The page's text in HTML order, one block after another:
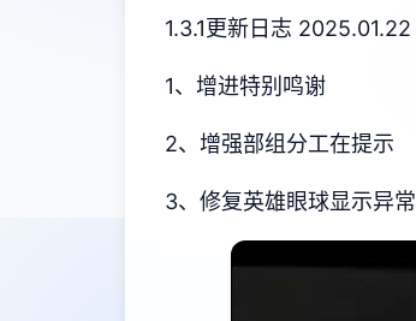
1.3.1更新日志 2025.01.22
1、增进特别鸣谢
2、增强部组分工在提示
3、修复英雄眼球显示异常